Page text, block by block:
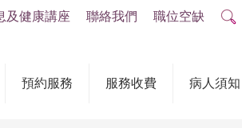
預約服務 服務收費 病人須知
及健康講座 聯絡我們 職位空缺